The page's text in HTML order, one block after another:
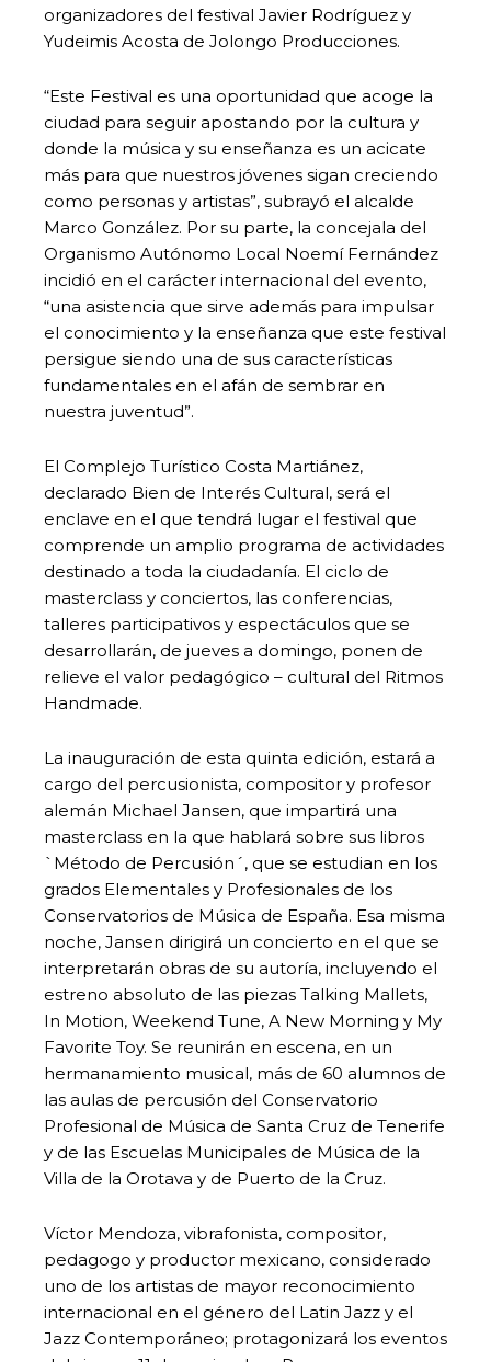
organizadores del festival Javier Rodríguez y
Yudeimis Acosta de Jolongo Producciones.
“Este Festival es una oportunidad que acoge la
ciudad para seguir apostando por la cultura y
donde la música y su enseñanza es un acicate
más para que nuestros jóvenes sigan creciendo
como personas y artistas”, subrayó el alcalde
Marco González. Por su parte, la concejala del
Organismo Autónomo Local Noemí Fernández
incidió en el carácter internacional del evento,
“una asistencia que sirve además para impulsar
el conocimiento y la enseñanza que este festival
persigue siendo una de sus características
fundamentales en el afán de sembrar en
nuestra juventud”.
El Complejo Turístico Costa Martiánez,
declarado Bien de Interés Cultural, será el
enclave en el que tendrá lugar el festival que
comprende un amplio programa de actividades
destinado a toda la ciudadanía. El ciclo de
masterclass y conciertos, las conferencias,
talleres participativos y espectáculos que se
desarrollarán, de jueves a domingo, ponen de
relieve el valor pedagógico – cultural del Ritmos
Handmade.
La inauguración de esta quinta edición, estará a
cargo del percusionista, compositor y profesor
alemán Michael Jansen, que impartirá una
masterclass en la que hablará sobre sus libros
`Método de Percusión´, que se estudian en los
grados Elementales y Profesionales de los
Conservatorios de Música de España. Esa misma
noche, Jansen dirigirá un concierto en el que se
interpretarán obras de su autoría, incluyendo el
estreno absoluto de las piezas Talking Mallets,
In Motion, Weekend Tune, A New Morning y My
Favorite Toy. Se reunirán en escena, en un
hermanamiento musical, más de 60 alumnos de
las aulas de percusión del Conservatorio
Profesional de Música de Santa Cruz de Tenerife
y de las Escuelas Municipales de Música de la
Villa de la Orotava y de Puerto de la Cruz.
Víctor Mendoza, vibrafonista, compositor,
pedagogo y productor mexicano, considerado
uno de los artistas de mayor reconocimiento
internacional en el género del Latin Jazz y el
Jazz Contemporáneo; protagonizará los eventos